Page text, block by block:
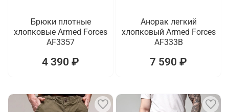
Брюки плотные
хлопковые Armed Forces
AF3357
4 390 ₽
Анорак легкий
хлопковый Armed Forces
AF333B
7 590 ₽